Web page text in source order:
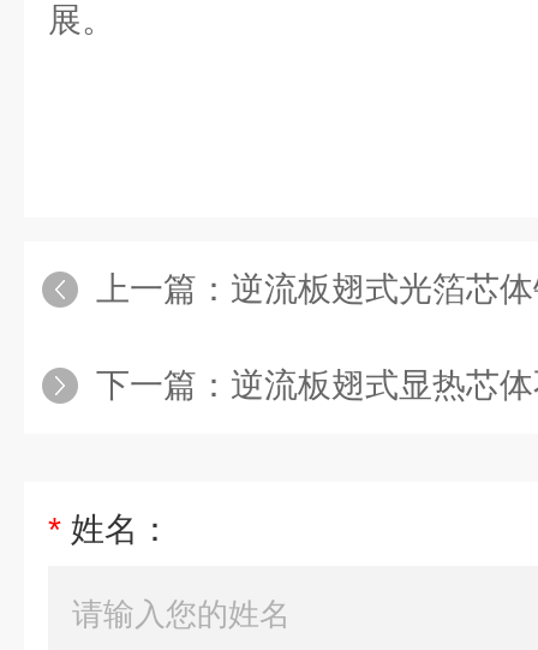
展。
上一篇： 逆流板翅式光箔芯
下一篇： 逆流板翅式显热芯
* 姓名：